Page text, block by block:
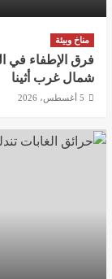
مناخ وبيئة
فرق الإطفاء في
شمال غرب أثينا
5 أغسطس، 2026